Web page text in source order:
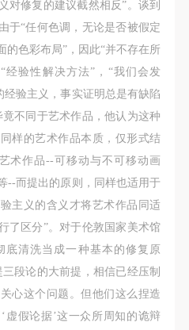
对修复的建议截然相反”。谈到
于“任何色调，无论是否被假定
的色彩布局”，因此“并不存在所
经验性解决方法”，“我们会发
经验主义，事实证明总是有缺陷
不同于艺术作品，他认为这种
样的艺术作品本质，仅形式结
术作品--可移动与不可移动画
--而提出的原则，同样也适用于
主义的含义才将艺术作品同适
了区分”。对于伦敦国家美术馆
底清洗当成一种基本的修复原
段论的大前提，相信已经压制
心这个问题。但他们这么捏造
虚假论据’这一众所周知的诡辩